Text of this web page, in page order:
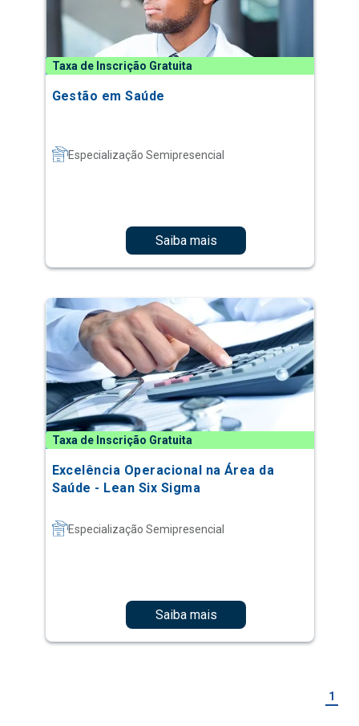
Taxa de Inscrição Gratuita
Gestão em Saúde
Especialização Semipresencial
Saiba mais
Taxa de Inscrição Gratuita
Excelência Operacional na Área da
Saúde - Lean Six Sigma
Especialização Semipresencial
Saiba mais
1